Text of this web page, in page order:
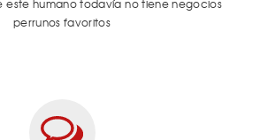
este humano todavía no tiene negocios
perrunos favoritos